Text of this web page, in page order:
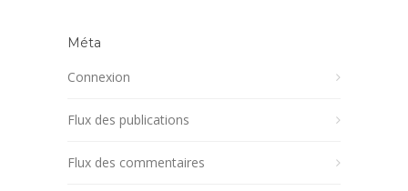
Méta
Connexion
Flux des publications
Flux des commentaires